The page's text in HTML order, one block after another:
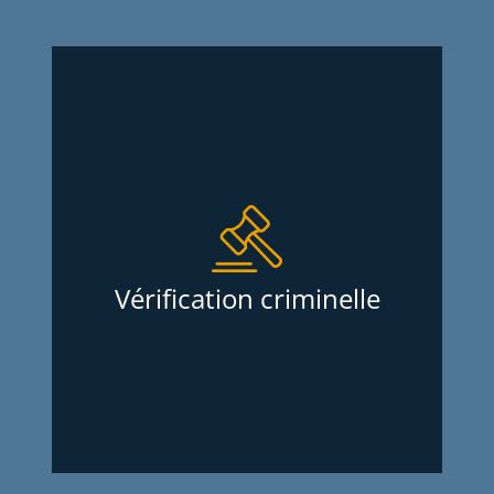
Vérification criminelle
qui vous informe de la présence ou de
l’absence d’antécédent judiciaire criminel
d’un individu au meilleur prix sur le
marché. Le rapport est acheminé la